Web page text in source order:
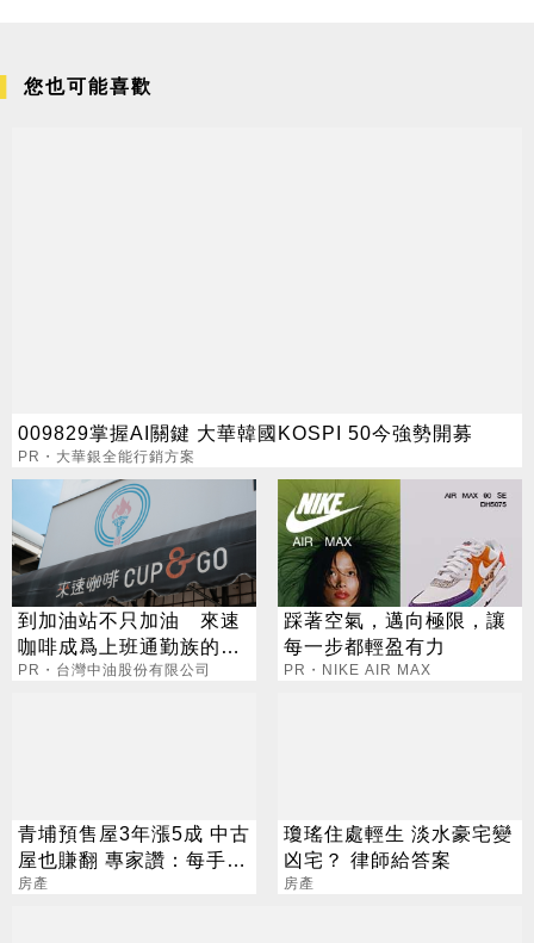
您也可能喜歡
009829掌握AI關鍵 大華韓國KOSPI 50今強勢開募
PR・大華銀全能行銷方案
到加油站不只加油 來速
咖啡成爲上班通勤族的新
選擇
PR・台灣中油股份有限公司
踩著空氣，邁向極限，讓
每一步都輕盈有力
PR・NIKE AIR MAX
青埔預售屋3年漲5成 中古
屋也賺翻 專家讚：每手都
獲利
房產
瓊瑤住處輕生 淡水豪宅變
凶宅？ 律師給答案
房產